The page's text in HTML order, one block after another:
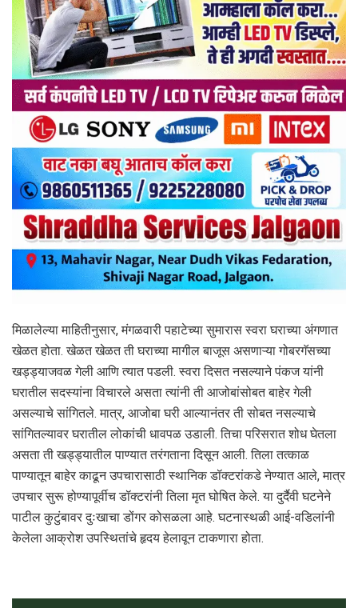
मिळालेल्या माहितीनुसार, मंगळवारी पहाटेच्या सुमारास स्वरा घराच्या अंगणात
खेळत होता. खेळत खेळत ती घराच्या मागील बाजूस असणाऱ्या गोबरगॅसच्या
खड्ड्याजवळ गेली आणि त्यात पडली. स्वरा दिसत नसल्याने पंकज यांनी
घरातील सदस्यांना विचारले असता त्यांनी ती आजोबांसोबत बाहेर गेली
असल्याचे सांगितले. मात्र, आजोबा घरी आल्यानंतर ती सोबत नसल्याचे
सांगितल्यावर घरातील लोकांची धावपळ उडाली. तिचा परिसरात शोध घेतला
असता ती खड्ड्यातील पाण्यात तरंगताना दिसून आली. तिला तत्काळ
पाण्यातून बाहेर काढून उपचारासाठी स्थानिक डॉक्टरांकडे नेण्यात आले, मात्र
उपचार सुरू होण्यापूर्वीच डॉक्टरांनी तिला मृत घोषित केले. या दुर्दैवी घटनेने
पाटील कुटुंबावर दुःखाचा डोंगर कोसळला आहे. घटनास्थळी आई-वडिलांनी
केलेला आक्रोश उपस्थितांचे हृदय हेलावून टाकणारा होता.